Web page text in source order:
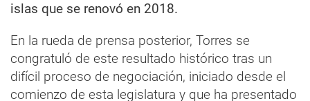
islas que se renovó en 2018.
En la rueda de prensa posterior, Torres se
congratuló de este resultado histórico tras un
difícil proceso de negociación, iniciado desde el
comienzo de esta legislatura y que ha presentado